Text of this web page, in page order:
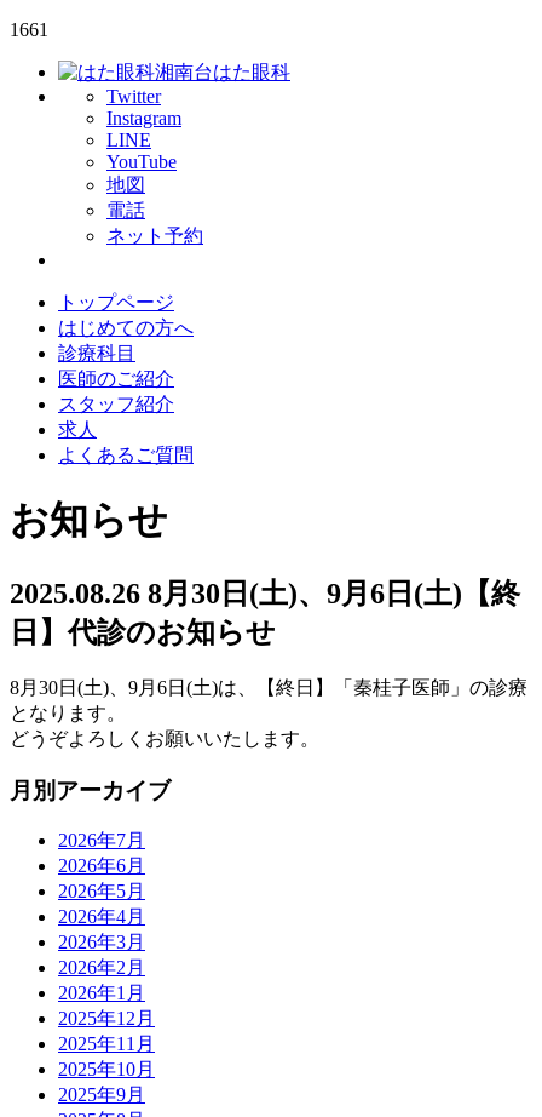
1661
湘南台はた眼科
Twitter
Instagram
LINE
YouTube
地図
電話
ネット予約
トップページ
はじめての方へ
診療科目
医師のご紹介
スタッフ紹介
求人
よくあるご質問
お知らせ
2025.08.26 8月30日(土)、9月6日(土)【終
日】代診のお知らせ
8月30日(土)、9月6日(土)は、【終日】「秦桂子医師」の診療
となります。
どうぞよろしくお願いいたします。
月別アーカイブ
2026年7月
2026年6月
2026年5月
2026年4月
2026年3月
2026年2月
2026年1月
2025年12月
2025年11月
2025年10月
2025年9月